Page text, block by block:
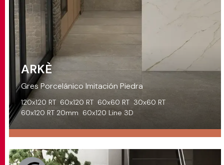
ARKÈ
Gres Porcelánico Imitación Piedra
120x120 RT 60x120 RT 60x60 RT 30x60 RT
60x120 RT 20mm 60x120 Line 3D